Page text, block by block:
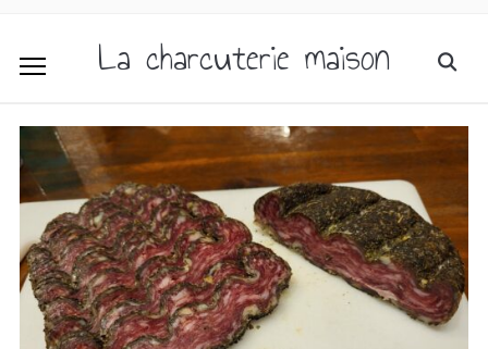
La charcuterie maison